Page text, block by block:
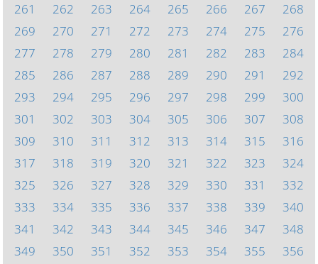
261
262 263 264 265 266 267
268
269
270 271 272 273 274 275
276
277
278 279 280 281 282 283
284
285
286 287 288 289 290 291
292
293
294 295 296 297 298 299
300
301
302 303 304 305 306 307
308
309
310 311 312 313 314 315
316
317
318 319 320 321 322 323
324
325
326 327 328 329 330 331
332
333
334 335 336 337 338 339
340
341
342 343 344 345 346 347
348
349
350 351 352 353 354 355
356